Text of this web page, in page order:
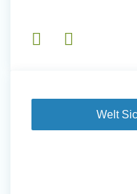
Welt